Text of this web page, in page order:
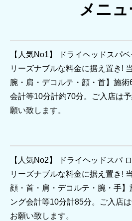
メニュ
【人気No1】 ドライヘッドスパ
リーズナブルな料金に据え置き!
腕・肩・デコルテ・顔・首】施
会計等10分計約70分。ご入店は
願い致します。
【人気No2】 ドライヘッドスパ
リーズナブルな料金に据え置き!
顔・首・肩・デコルテ・腕・手】
ング会計等10分計85分。ご入店
お願い致します。